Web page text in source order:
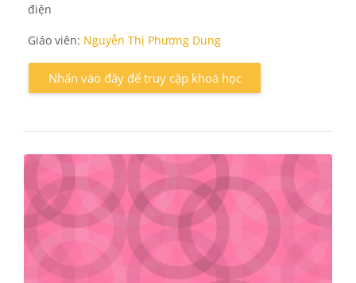
điện
Giáo viên: Nguyễn Thị Phương Dung
Nhấn vào đây để truy cập khoá học